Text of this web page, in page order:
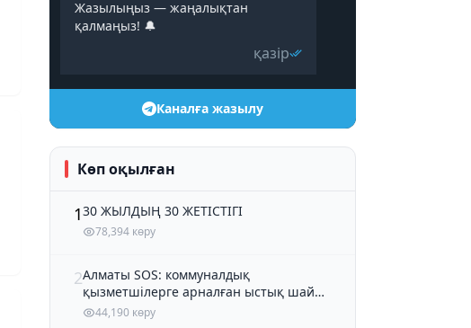
Жазылыңыз — жаңалықтан
қалмаңыз! 🔔
қазір
Каналға жазылу
Көп оқылған
130 ЖЫЛДЫҢ 30 ЖЕТІСТІГІ
78,394 көру
2Алматы SOS: коммуналдық
қызметшілерге арналған ыстық шай
және кондитер өнімдері
44,190 көру